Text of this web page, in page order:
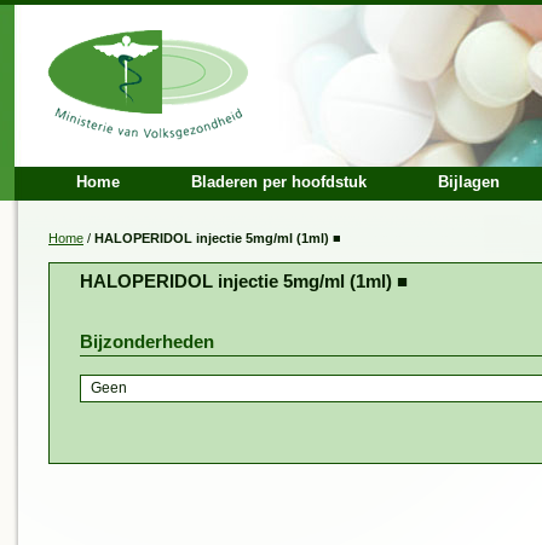
Home Bladeren per hoofdstuk Bijlagen
Home / HALOPERIDOL injectie 5mg/ml (1ml) ■
HALOPERIDOL injectie 5mg/ml (1ml) ■
Bijzonderheden
Geen